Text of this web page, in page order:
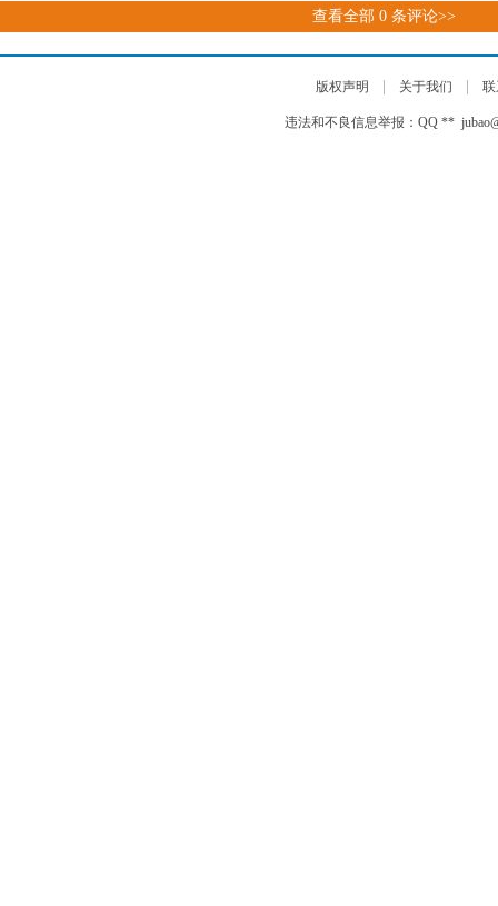
查看全部 0 条评论>>
版权声明 关于我们 联
违法和不良信息举报：QQ **